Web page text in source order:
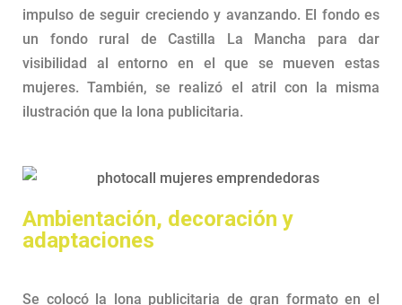
impulso de seguir creciendo y avanzando. El fondo es
un fondo rural de Castilla La Mancha para dar
visibilidad al entorno en el que se mueven estas
mujeres. También, se realizó el atril con la misma
ilustración que la lona publicitaria.
Ambientación, decoración y
adaptaciones
Se colocó la lona publicitaria de gran formato en el